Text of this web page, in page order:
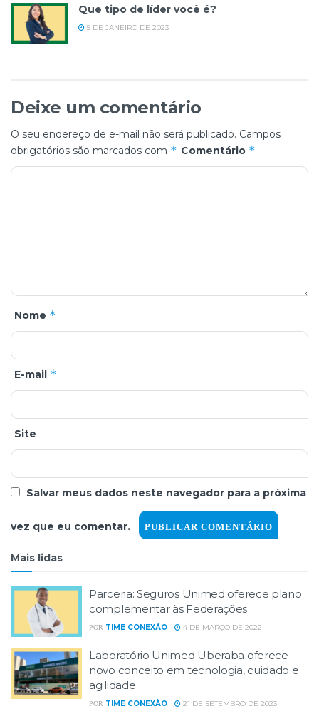
Que tipo de líder você é?
5 DE JANEIRO DE 2023
Deixe um comentário
O seu endereço de e-mail não será publicado. Campos
obrigatórios são marcados com * Comentário *
Nome *
E-mail *
Site
Salvar meus dados neste navegador para a próxima
vez que eu comentar.
Mais lidas
Parceria: Seguros Unimed oferece plano
complementar às Federações
POR TIME CONEXÃO 4 DE MARÇO DE 2022
Laboratório Unimed Uberaba oferece
novo conceito em tecnologia, cuidado e
agilidade
POR TIME CONEXÃO 21 DE SETEMBRO DE 2023